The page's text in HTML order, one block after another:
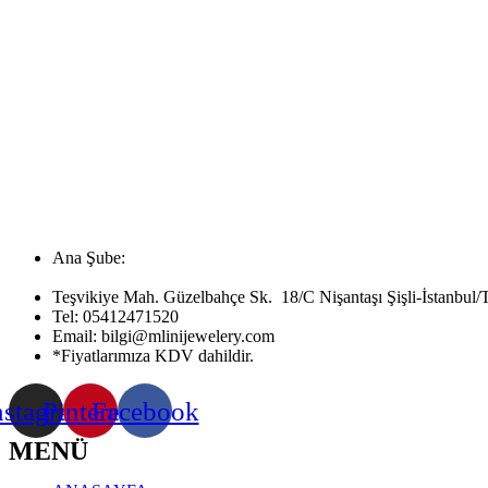
Ana Şube:
Teşvikiye Mah. Güzelbahçe Sk. 18/C Nişantaşı Şişli-İstanbul/
Tel: 05412471520
Email: bilgi@mlinijewelery.com
*Fiyatlarımıza KDV dahildir.
PinterestFacebook
MENÜ